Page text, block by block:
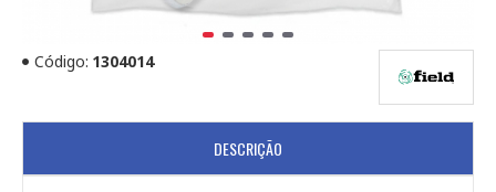
Código: 1304014
DESCRIÇÃO